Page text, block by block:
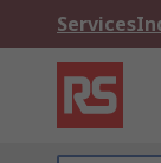
Services